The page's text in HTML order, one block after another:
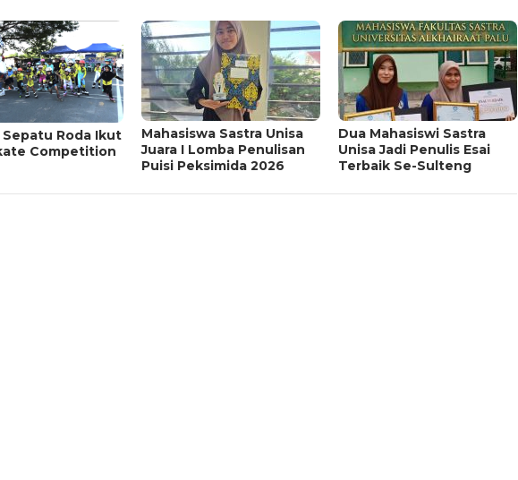
Roda Ikut
Competition
Mahasiswa Sastra Unisa
Juara I Lomba Penulisan
Puisi Peksimida 2026
Dua Mahasiswi Sastra
Unisa Jadi Penulis Esai
Terbaik Se-Sulteng